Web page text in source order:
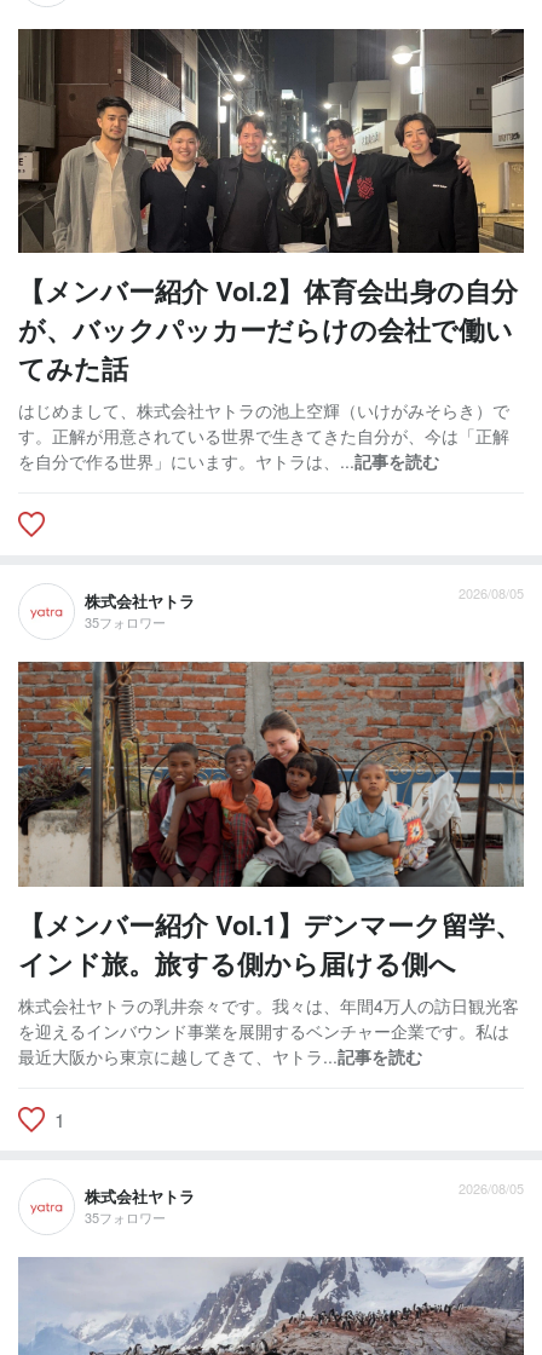
【メンバー紹介 Vol.2】体育会出身の自分
が、バックパッカーだらけの会社で働い
てみた話
はじめまして、株式会社ヤトラの池上空輝（いけがみそらき）で
す。正解が用意されている世界で生きてきた自分が、今は「正解
を自分で作る世界」にいます。ヤトラは、...記事を読む
株式会社ヤトラ
35フォロワー
2026/08/05
【メンバー紹介 Vol.1】デンマーク留学、
インド旅。旅する側から届ける側へ
株式会社ヤトラの乳井奈々です。我々は、年間4万人の訪日観光客
を迎えるインバウンド事業を展開するベンチャー企業です。私は
最近大阪から東京に越してきて、ヤトラ...記事を読む
1
株式会社ヤトラ
35フォロワー
2026/08/05